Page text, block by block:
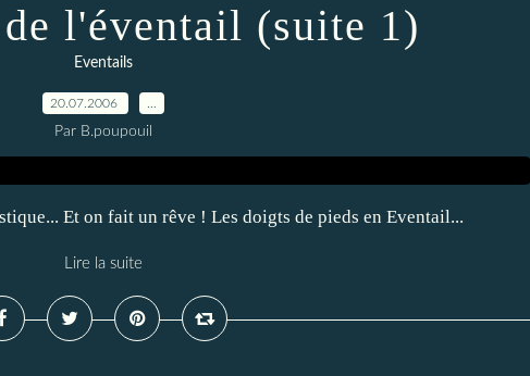
l'éventail (suite 1)
Eventails
20.07.2006
Par B.poupouil
Et on fait un rêve ! Les doigts de pieds en Eventail...
Lire la suite